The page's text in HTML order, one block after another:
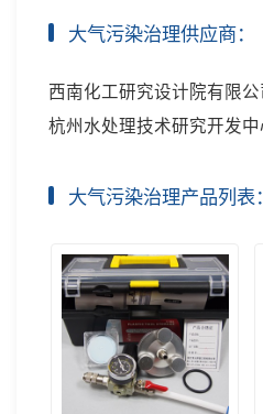
大气污染治理供应商：
西南化工研究设计院有限公
杭州水处理技术研究开发
大气污染治理产品列表：